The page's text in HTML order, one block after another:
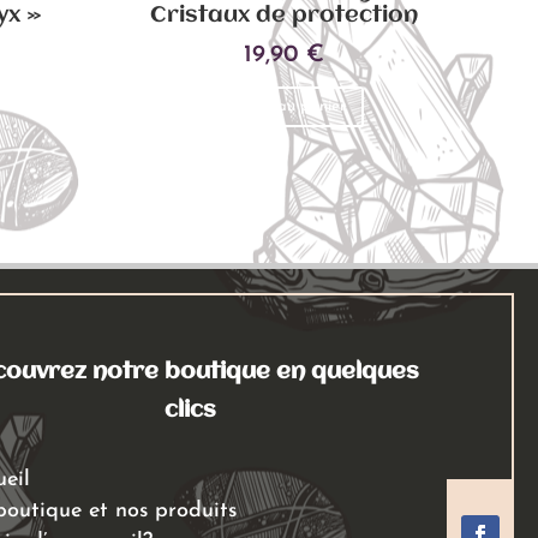
»
Cristaux de protection
19,90 €
Ajouter au panier
notre boutique en quelques
clics
et nos produits